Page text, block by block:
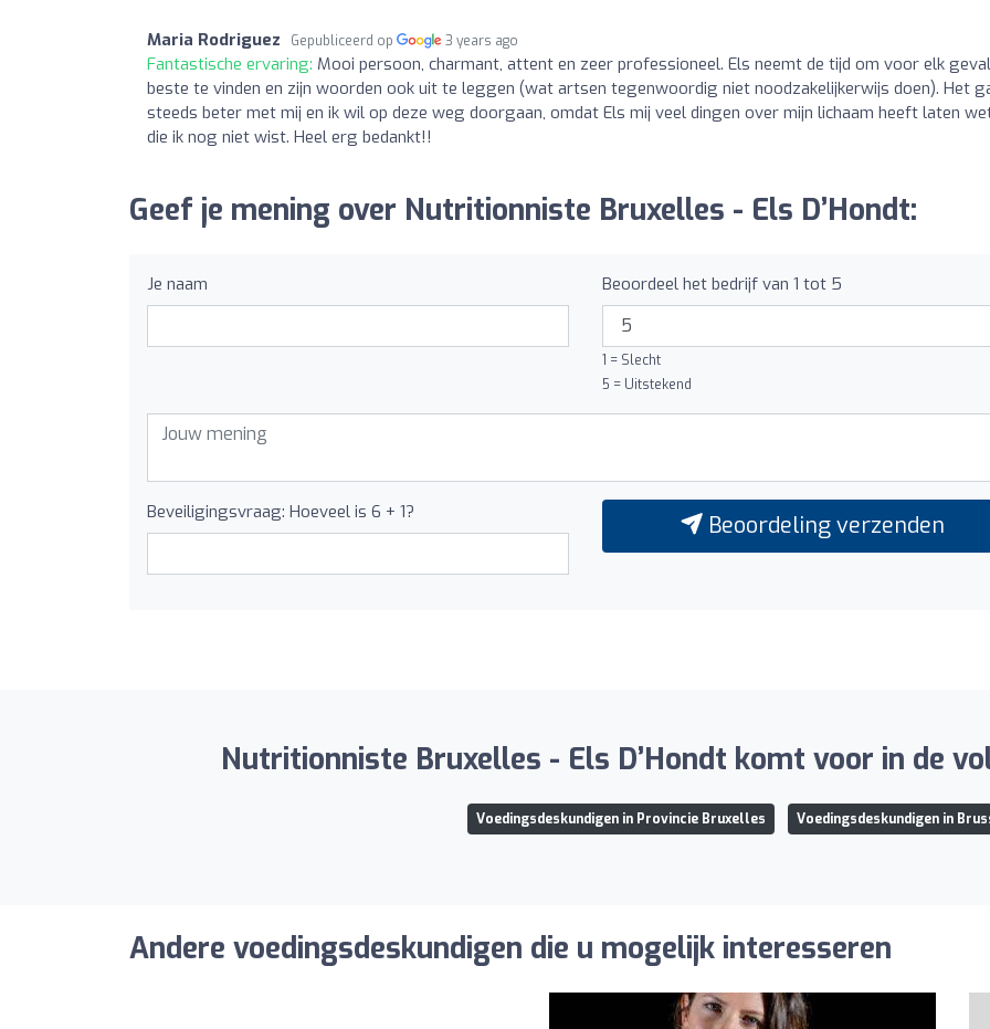
Maria Rodriguez Gepubliceerd op 3 years ago
Fantastische ervaring: Mooi persoon, charmant, attent en zeer professioneel. Els neemt de tijd om voor elk
beste te vinden en zijn woorden ook uit te leggen (wat artsen tegenwoordig niet noodzakelijkerwijs doen). Het
steeds beter met mij en ik wil op deze weg doorgaan, omdat Els mij veel dingen over mijn lichaam heeft laten
die ik nog niet wist. Heel erg bedankt!!
Geef je mening over Nutritionniste Bruxelles - Els D’Hondt:
Je naam Beoordeel het bedrijf van 1 tot 5
1 = Slecht
5 = Uitstekend
Beveiligingsvraag: Hoeveel is 6 + 1? Beoordeling verzenden
Nutritionniste Bruxelles - Els D’Hondt komt voor in de
Voedingsdeskundigen in Provincie Bruxelles Voedingsdeskundigen in
Andere voedingsdeskundigen die u mogelijk interesseren